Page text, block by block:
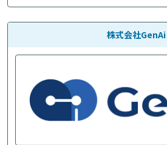
株式会社GenAi